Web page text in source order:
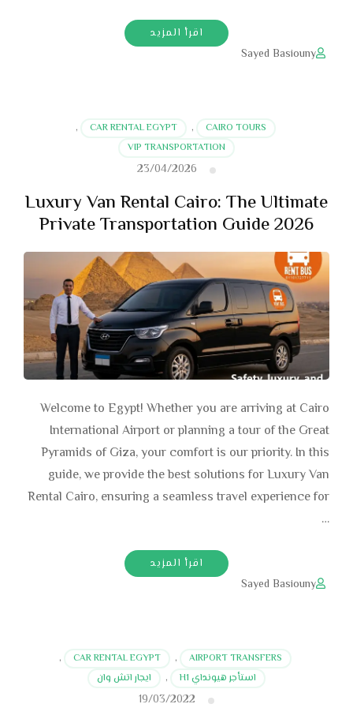
اقرأ المزيد
Sayed Basiouny
CAIRO TOURS
,
CAR RENTAL EGYPT
,
VIP TRANSPORTATION
23/04/2026
Luxury Van Rental Cairo: The Ultimate
Private Transportation Guide 2026
Welcome to Egypt! Whether you are arriving at Cairo
International Airport or planning a tour of the Great
Pyramids of Giza, your comfort is our priority. In this
guide, we provide the best solutions for Luxury Van
Rental Cairo, ensuring a seamless travel experience for
…
اقرأ المزيد
Sayed Basiouny
AIRPORT TRANSFERS
,
CAR RENTAL EGYPT
,
استأجر هيونداي H1
, ايجار اتش وان
19/03/2022